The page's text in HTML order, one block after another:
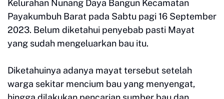
Kelurahan Nunang Daya Bangun Kecamatan
Payakumbuh Barat pada Sabtu pagi 16 September
2023. Belum diketahui penyebab pasti Mayat
yang sudah mengeluarkan bau itu.
Diketahuinya adanya mayat tersebut setelah
warga sekitar mencium bau yang menyengat,